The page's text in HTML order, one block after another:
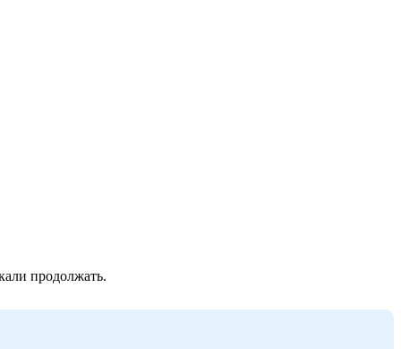
продолжать.